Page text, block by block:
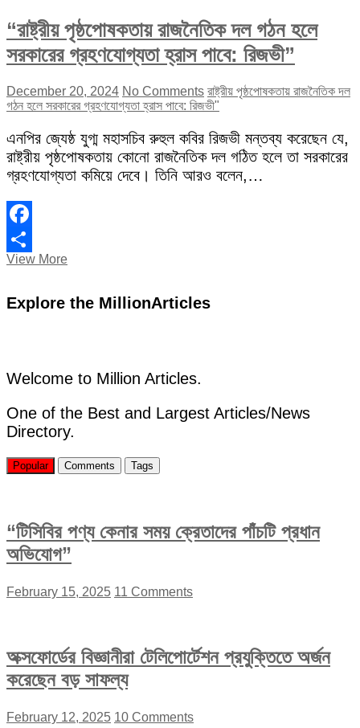
“রাষ্ট্রীয় পৃষ্ঠপোষকতায় রাজনৈতিক দল গঠন হলে
সরকারের গ্রহণযোগ্যতা হ্রাস পাবে: রিজভী”
December 20, 2024 No Comments রাষ্ট্রীয় পৃষ্ঠপোষকতায় রাজনৈতিক দল
গঠন হলে সরকারের গ্রহণযোগ্যতা হ্রাস পাবে: রিজভী"
এনপির জ্যেষ্ঠ যুগ্ম মহাসচিব রুহুল কবির রিজভী মন্তব্য করেছেন যে,
রাষ্ট্রীয় পৃষ্ঠপোষকতায় কোনো রাজনৈতিক দল গঠিত হলে তা সরকারের
গ্রহণযোগ্যতা কমিয়ে দেবে। তিনি আরও বলেন,…
Facebook
Share
View More“রাষ্ট্রীয়
দল
হ্রাস
পাবে:
Explore the MillionArticles
Welcome to Million Articles.
One of the Best and Largest Articles/News
Directory.
Popular Comments Tags
“টিসিবির পণ্য কেনার সময় ক্রেতাদের পাঁচটি প্রধান
অভিযোগ”
February 15, 2025 11 Comments
অক্সফোর্ডের বিজ্ঞানীরা টেলিপোর্টেশন প্রযুক্তিতে অর্জন
করেছেন বড় সাফল্য
February 12, 2025 10 Comments